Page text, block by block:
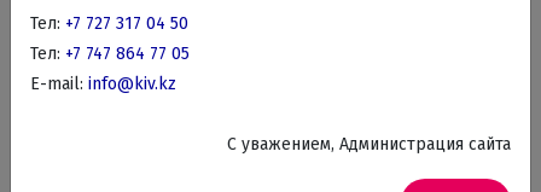
Тел: +7 727 317 04 50
Тел: +7 747 864 77 05
E-mail: info@kiv.kz
C уважением, Администрация сайта